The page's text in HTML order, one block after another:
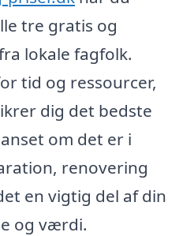
tre gratis og
lokale fagfolk.
tid og ressourcer,
dig det bedste
om det er i
renovering
en vigtig del af din
og værdi.